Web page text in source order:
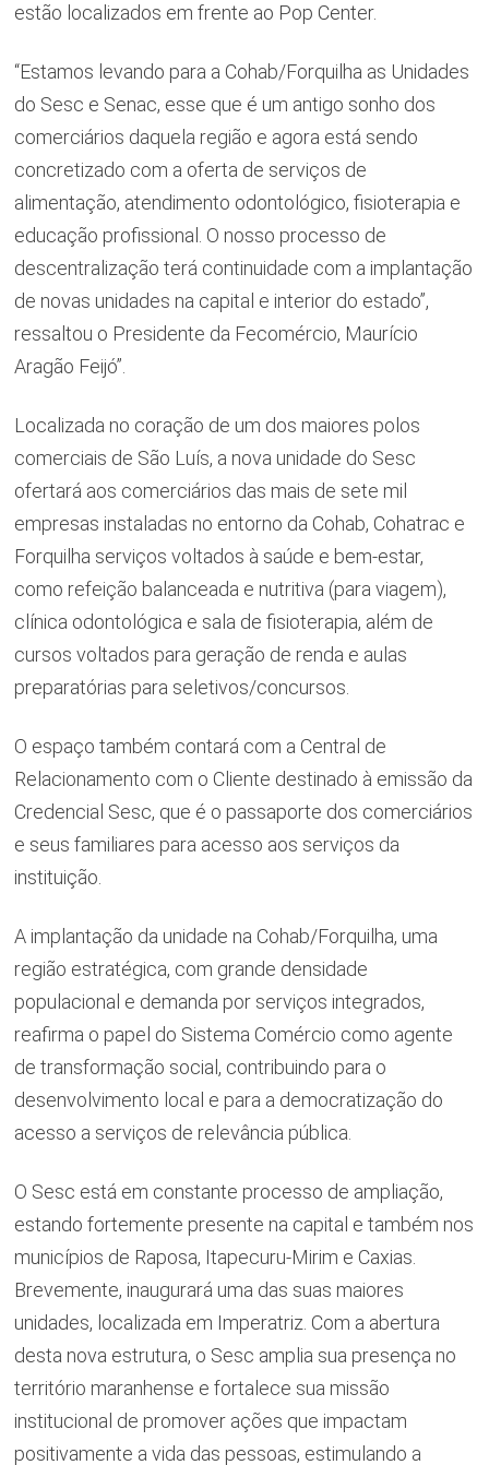
estão localizados em frente ao Pop Center.
“Estamos levando para a Cohab/Forquilha as Unidades
do Sesc e Senac, esse que é um antigo sonho dos
comerciários daquela região e agora está sendo
concretizado com a oferta de serviços de
alimentação, atendimento odontológico, fisioterapia e
educação profissional. O nosso processo de
descentralização terá continuidade com a implantação
de novas unidades na capital e interior do estado”,
ressaltou o Presidente da Fecomércio, Maurício
Aragão Feijó”.
Localizada no coração de um dos maiores polos
comerciais de São Luís, a nova unidade do Sesc
ofertará aos comerciários das mais de sete mil
empresas instaladas no entorno da Cohab, Cohatrac e
Forquilha serviços voltados à saúde e bem-estar,
como refeição balanceada e nutritiva (para viagem),
clínica odontológica e sala de fisioterapia, além de
cursos voltados para geração de renda e aulas
preparatórias para seletivos/concursos.
O espaço também contará com a Central de
Relacionamento com o Cliente destinado à emissão da
Credencial Sesc, que é o passaporte dos comerciários
e seus familiares para acesso aos serviços da
instituição.
A implantação da unidade na Cohab/Forquilha, uma
região estratégica, com grande densidade
populacional e demanda por serviços integrados,
reafirma o papel do Sistema Comércio como agente
de transformação social, contribuindo para o
desenvolvimento local e para a democratização do
acesso a serviços de relevância pública.
O Sesc está em constante processo de ampliação,
estando fortemente presente na capital e também nos
municípios de Raposa, Itapecuru-Mirim e Caxias.
Brevemente, inaugurará uma das suas maiores
unidades, localizada em Imperatriz. Com a abertura
desta nova estrutura, o Sesc amplia sua presença no
território maranhense e fortalece sua missão
institucional de promover ações que impactam
positivamente a vida das pessoas, estimulando a